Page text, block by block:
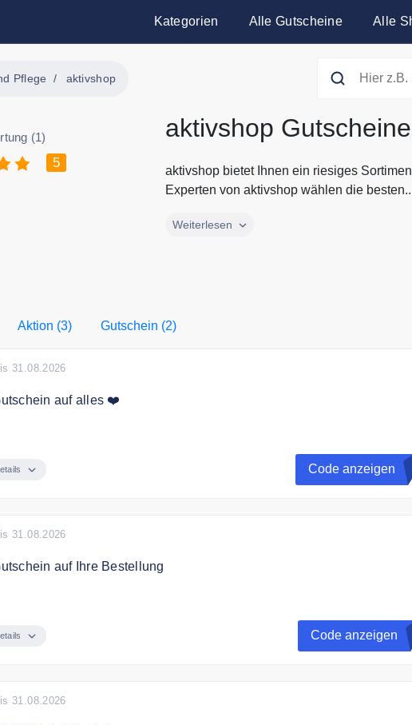
Kategorien Alle Gutscheine Alle
Pflege aktivshop
(1)
5
aktivshop Gutscheine
aktivshop bietet Ihnen ein riesiges
Experten von aktivshop wählen die
aktivshop bietet Ihnen ein riesiges
Weiterlesen
Aktion (3) Gutschein (2)
31.08.2026
auf alles ❤️
Code anzeigen
31.08.2026
auf Ihre Bestellung
Code anzeigen
31.08.2026